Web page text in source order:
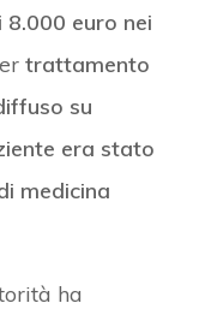
8.000 euro nei
trattamento
su
era stato
medicina
ha